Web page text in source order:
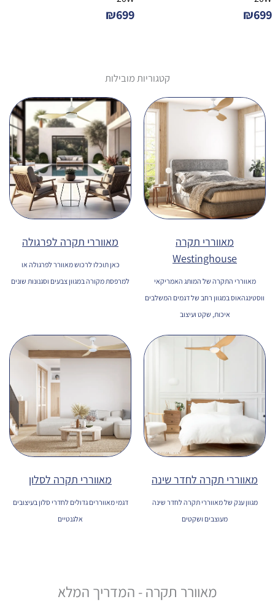
₪699
₪699
קטגוריות מובילות
מאווררי תקרה
Westinghouse
מאווררי התקרה של המותג האמריקאי
ווסטינגהאוס במגוון רחב של דגמים המשלבים
איכות, שקט ועיצוב
מאווררי תקרה לפרגולה
כאן תוכלו לרכוש מאוורר לפרגולה או
למרפסת מקורה במגוון צבעים וסגנונות שונים
מאווררי תקרה לחדר שינה
מגוון ענק של מאווררי תקרה לחדר שינה
מעוצבים ושקטים
מאווררי תקרה לסלון
דגמי מאווררים גדולים לחדרי סלון בעיצובים
אלגנטיים
מאוורר תקרה - המדריך המלא